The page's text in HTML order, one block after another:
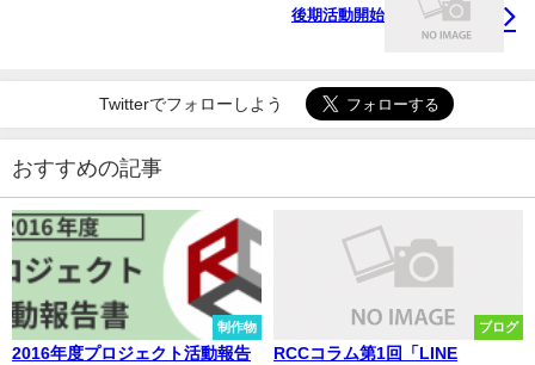
後期活動開始
Twitterでフォローしよう
おすすめの記事
制作物
2016年度プロジェクト活動報告
ブログ
RCCコラム第1回「LINE